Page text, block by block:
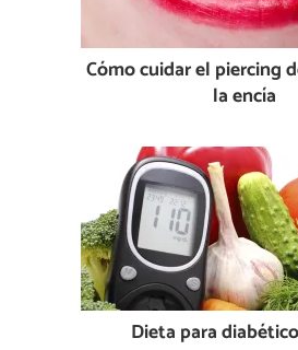
Cómo cuidar el piercing
la encía
Dieta para